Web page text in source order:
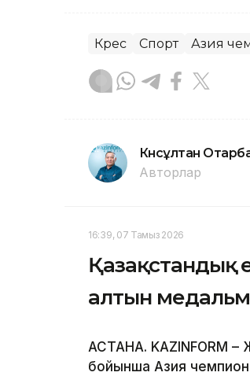
Күрес Спорт Азия
Күнсұлтан
Авторлар
16:39, 07 Тамыз 2026
Қазақстандық
алтын
АСТАНА. KAZINFORM
бойынша Азия